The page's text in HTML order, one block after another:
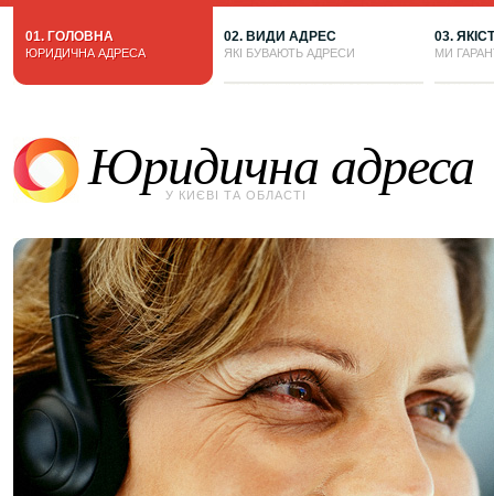
01. ГОЛОВНА
ЮРИДИЧНА АДРЕСА
02. ВИДИ АДРЕС
ЯКІ БУВАЮТЬ АДРЕСИ
03.
МИ
Юридична адреса
У КИЄВІ ТА ОБЛАСТІ